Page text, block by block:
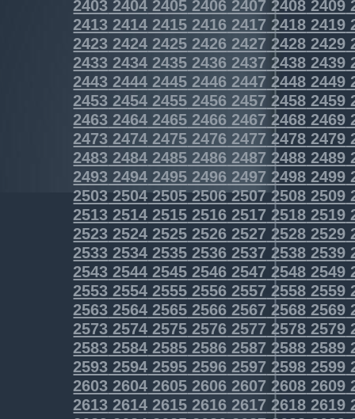
2403 2404 2405 2406 2407 2408 2409
2413 2414 2415 2416 2417 2418 2419
2423 2424 2425 2426 2427 2428 2429
2433 2434 2435 2436 2437 2438 2439
2443 2444 2445 2446 2447 2448 2449
2453 2454 2455 2456 2457 2458 2459
2463 2464 2465 2466 2467 2468 2469
2473 2474 2475 2476 2477 2478 2479
2483 2484 2485 2486 2487 2488 2489
2493 2494 2495 2496 2497 2498 2499
2503 2504 250525062507 2508 2509
2513 2514 2515 2516 2517 2518 2519
2523 2524 2525 2526 2527 2528 2529
2533 2534 2535 2536 2537 2538 2539
2543 2544 2545 2546 2547 2548 2549
2553 2554 2555 2556 2557 2558 2559
2563 2564 2565 2566 2567 2568 2569
2573 2574 2575 2576 2577 2578 2579
2583 2584 2585 2586 2587 2588 2589
2593 2594 2595 2596 2597 2598 2599
2603 2604 2605 2606 2607 2608 2609
2613 2614 2615 2616 2617 2618 2619